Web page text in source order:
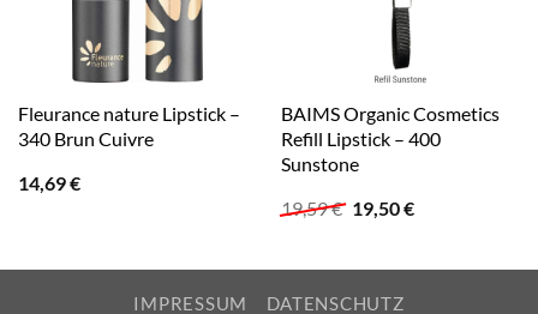
Fleurance nature Lipstick –
340 Brun Cuivre
14,69€
BAIMS Organic Cosmetics
Refill Lipstick – 400
Sunstone
19,59€ Ursprünglicher
19,59 €
19,50€Aktueller
19,50 €.
IMPRESSUM DATENSCHUTZ